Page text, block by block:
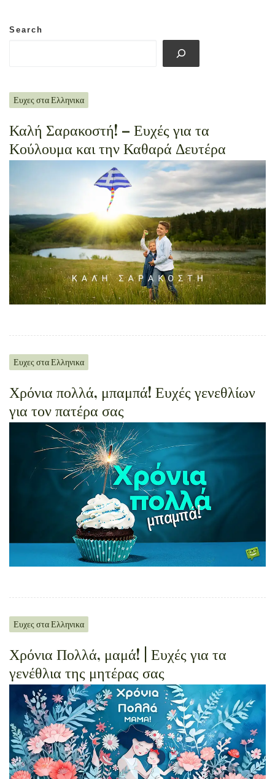
Search
Ευχες στα Ελληνικα
Καλή Σαρακοστή! – Ευχές για τα
Κούλουμα και την Καθαρά Δευτέρα
Ευχες στα Ελληνικα
Χρόνια πολλά, μπαμπά! Ευχές γενεθλίων
για τον πατέρα σας
Ευχες στα Ελληνικα
Χρόνια Πολλά, μαμά! | Ευχές για τα
γενέθλια της μητέρας σας